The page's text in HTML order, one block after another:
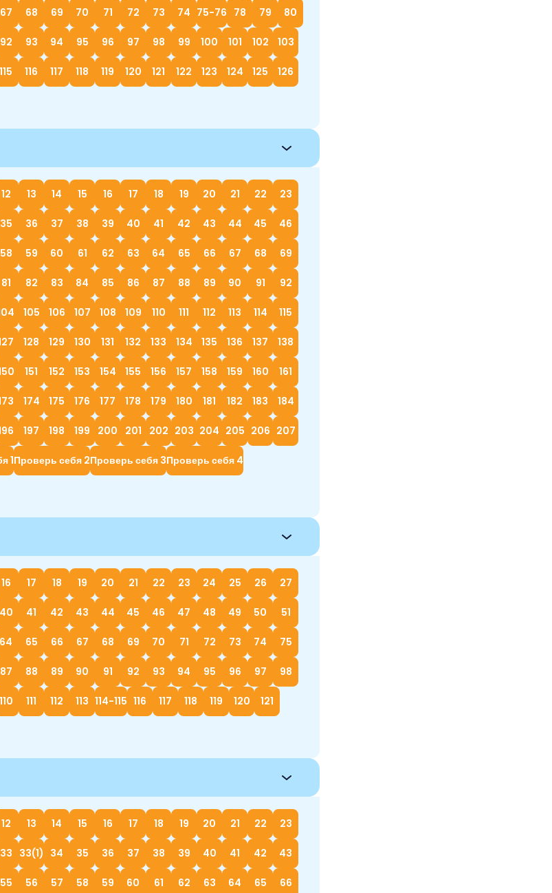
67 68 69 70 71 72 73 74 75-76 78 79 80
92 93 94 95 96 97 98 99 100 101 102 103
115 116 117 118 119 120 121 122 123 124 125 126
12 13 14 15 16 17 18 19 20 21 22 23
35 36 37 38 39 40 41 42 43 44 45 46
58 59 60 61 62 63 64 65 66 67 68 69
81 82 83 84 85 86 87 88 89 90 91 92
105 106 107 108 109 110 111 112 113 114 115
128 129 130 131 132 133 134 135 136 137 138
151 152 153 154 155 156 157 158 159 160 161
174 175 176 177 178 179 180 181 182 183 184
197 198 199 200 201 202 203 204 205 206 207
1Проверь себя 2Проверь себя 3Проверь себя 4
16 17 18 19 20 21 22 23 24 25 26 27
40 41 42 43 44 45 46 47 48 49 50 51
64 65 66 67 68 69 70 71 72 73 74 75
87 88 89 90 91 92 93 94 95 96 97 98
110 111 112 113 114-115 116 117 118 119 120 121
12 13 14 15 16 17 18 19 20 21 22 23
33 33(1) 34 35 36 37 38 39 40 41 42 43
55 56 57 58 59 60 61 62 63 64 65 66